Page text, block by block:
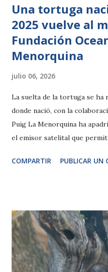
Una tortuga
2025 vuelve al
Fundación
Menorquina
julio 06, 2026
La suelta de la tortuga se ha
donde nació, con la
Puig La Menorquina ha
el emisor satelital que
Fundación Oceanogràfic y
punto donde eclosionó hace
con la colaboración del
elección de este lugar
natural de la especie
COMPARTIR PUBLICAR UN